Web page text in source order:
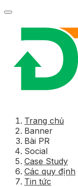
Trang chủ
Banner
Bài PR
Social
Case Study
Các quy định
Tin tức